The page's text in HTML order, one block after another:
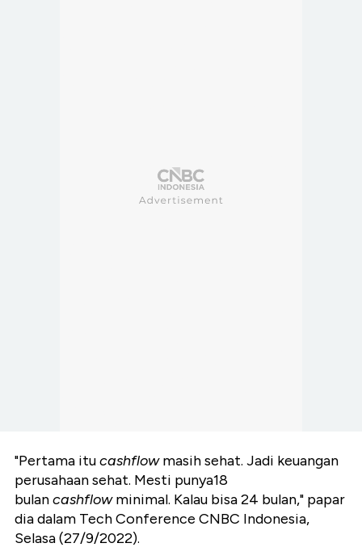
"Pertama itucashflowmasih sehat. Jadi keuangan
perusahaan sehat. Mesti punya18
bulancashflowminimal. Kalau bisa 24 bulan," papar
dia dalam Tech Conference CNBC Indonesia,
Selasa (27/9/2022).